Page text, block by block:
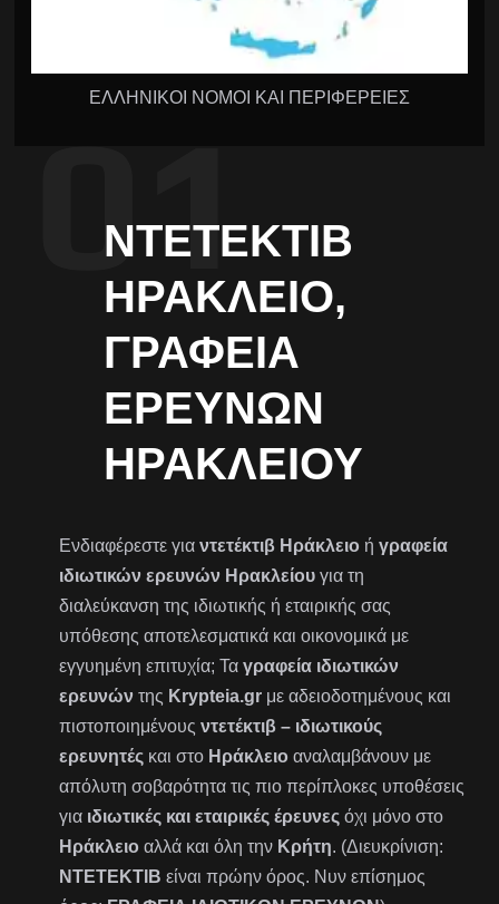
ΕΛΛΗΝΙΚΟΙ ΝΟΜΟΙ ΚΑΙ ΠΕΡΙΦΕΡΕΙΕΣ
ΝΤΕΤΈΚΤΙΒ
ΗΡΆΚΛΕΙΟ,
ΓΡΑΦΕΊΑ
ΕΡΕΥΝΏΝ
ΗΡΑΚΛΕΊΟΥ
Ενδιαφέρεστε γιαντετέκτιβ Ηράκλειο ήγραφεία
ιδιωτικών ερευνών Ηρακλείου για τη
διαλεύκανση της ιδιωτικής ή εταιρικής σας
υπόθεσης αποτελεσματικά και οικονομικά με
εγγυημένη επιτυχία; Ταγραφεία ιδιωτικών
ερευνών της Krypteia.gr με αδειοδοτημένους και
πιστοποιημένουςντετέκτιβ – ιδιωτικούς
ερευνητές και στο Ηράκλειο αναλαμβάνουν με
απόλυτη σοβαρότητα τις πιο περίπλοκες υποθέσεις
για ιδιωτικές και εταιρικές έρευνες όχι μόνο στο
Ηράκλειο αλλά και όλη την Κρήτη. (Διευκρίνιση:
ΝΤΕΤΕΚΤΙΒ είναι πρώην όρος. Νυν επίσημος